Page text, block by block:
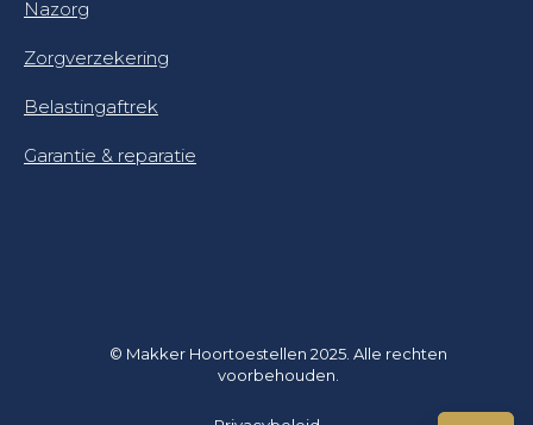
Nazorg
Zorgverzekering
Belastingaftrek
Garantie & reparatie
© Makker Hoortoestellen 2025. Alle rechten
voorbehouden.